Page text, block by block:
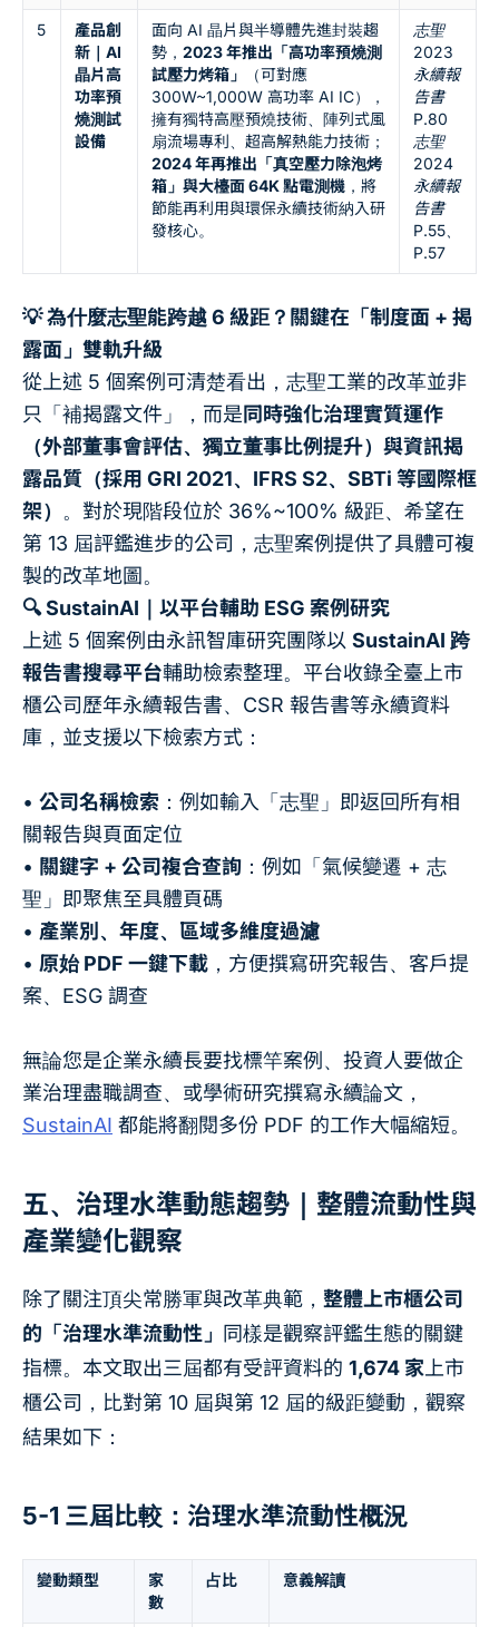
5
產品創
新｜AI
晶片高
功率預
燒測試
設備
面向 AI 晶片與半導體先進封裝趨
勢， 2023 年推出「高功率預燒測
試壓力烤箱」
（可對應
300W~1,000W 高功率 AI IC），
擁有獨特高壓預燒技術、陣列式風
扇流場專利、超高解熱能力技術；
2024 年再推出「真空壓力除泡烤
箱」與大檯面 64K 點電測機 ，將
節能再利用與環保永續技術納入研
發核心。
志聖
2023
永續報
告書
P.80
志聖
2024
永續報
告書
P.55、
P.57
💡 為什麼志聖能跨越 6 級距？關鍵在「制度面 + 揭
露面」雙軌升級
從上述 5 個案例可清楚看出，志聖工業的改革並非
只「補揭露文件」，而是同時強化治理實質運作
（外部董事會評估、獨立董事比例提升）與資訊揭
露品質（採用 GRI 2021、IFRS S2、SBTi 等國際框
架） 。對於現階段位於 36%~100% 級距、希望在
第 13 屆評鑑進步的公司，志聖案例提供了具體可複
製的改革地圖。
🔍 SustainAI｜以平台輔助 ESG 案例研究
上述 5 個案例由永訊智庫研究團隊以 SustainAI 跨
報告書搜尋平台輔助檢索整理。平台收錄全臺上市
櫃公司歷年永續報告書、CSR 報告書等永續資料
庫，並支援以下檢索方式：
• 公司名稱檢索 ：例如輸入「志聖」即返回所有相
關報告與頁面定位
• 關鍵字 + 公司複合查詢 ：例如「氣候變遷 + 志
聖」即聚焦至具體頁碼
• 產業別、年度、區域多維度過濾
• 原始 PDF 一鍵下載 ，方便撰寫研究報告、客戶提
案、ESG 調查
無論您是企業永續長要找標竿案例、投資人要做企
業治理盡職調查、或學術研究撰寫永續論文，
SustainAI 都能將翻閱多份 PDF 的工作大幅縮短。
五、治理水準動態趨勢｜整體流動性與
產業變化觀察
除了關注頂尖常勝軍與改革典範， 整體上市櫃公司
的「治理水準流動性」 同樣是觀察評鑑生態的關鍵
指標。本文取出三屆都有受評資料的 1,674 家 上市
櫃公司，比對第 10 屆與第 12 屆的級距變動，觀察
結果如下：
5-1 三屆比較：治理水準流動性概況
變動類型
家
數
占比 意義解讀